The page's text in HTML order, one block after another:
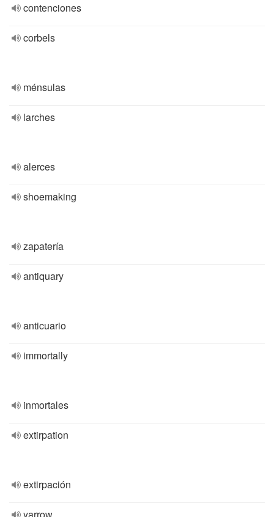
contenciones
corbels
ménsulas
larches
alerces
shoemaking
zapatería
antiquary
anticuario
immortally
inmortales
extirpation
extirpación